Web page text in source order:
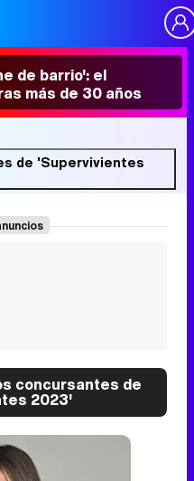
de barrio': el
más de 30 años
de 'Supervivientes
concursantes de
2023'